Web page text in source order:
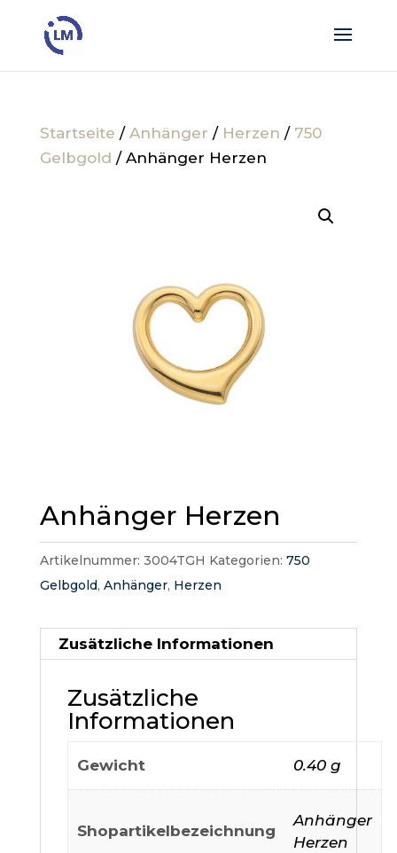
Startseite / Anhänger / Herzen / 750
Gelbgold / Anhänger Herzen
Anhänger Herzen
Artikelnummer: 3004TGH Kategorien: 750
Gelbgold, Anhänger, Herzen
Zusätzliche Informationen
Zusätzliche
Informationen
Gewicht 0.40 g
Shopartikelbezeichnung
Anhänger
Herzen